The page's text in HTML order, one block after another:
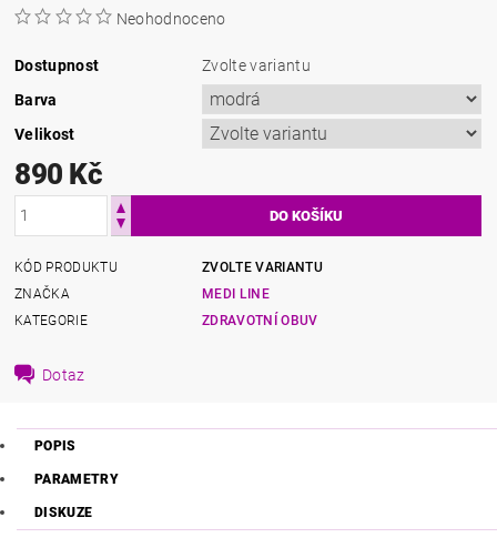
Neohodnoceno
Dostupnost
Zvolte variantu
Barva
Velikost
890 Kč
KÓD PRODUKTU
ZVOLTE VARIANTU
ZNAČKA
MEDI LINE
KATEGORIE
ZDRAVOTNÍ OBUV
Dotaz
POPIS
PARAMETRY
DISKUZE